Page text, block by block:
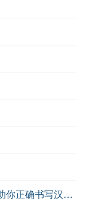
易的繁体字怎么写？这份易字繁体详解，助你正确书写汉字_汉字繁体学习